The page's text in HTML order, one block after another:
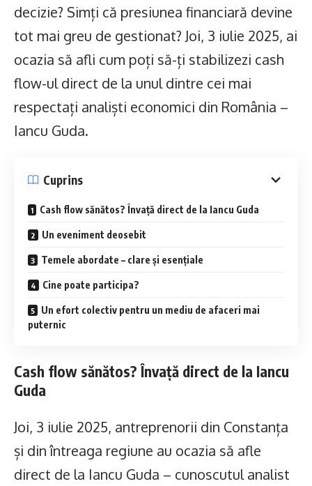
decizie? Simți că presiunea financiară devine
tot mai greu de gestionat? Joi, 3 iulie 2025, ai
ocazia să afli cum poți să-ți stabilizezi cash
flow-ul direct de la unul dintre cei mai
respectați analiști economici din România –
Iancu Guda.
Cuprins
Cash flow sănătos? Învață direct de la Iancu Guda
Un eveniment deosebit
Temele abordate – clare și esențiale
Cine poate participa?
Un efort colectiv pentru un mediu de afaceri mai
puternic
Cash flow sănătos? Învață direct de la Iancu
Guda
Joi, 3 iulie 2025, antreprenorii din Constanța
și din întreaga regiune au ocazia să afle
direct de la Iancu Guda – cunoscutul analist